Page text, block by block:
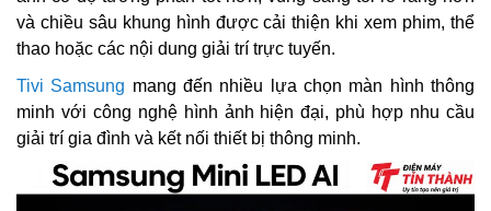
và chiều sâu khung hình được cải thiện khi xem phim, thể
thao hoặc các nội dung giải trí trực tuyến.
Tivi Samsung mang đến nhiều lựa chọn màn hình thông
minh với công nghệ hình ảnh hiện đại, phù hợp nhu cầu
giải trí gia đình và kết nối thiết bị thông minh.